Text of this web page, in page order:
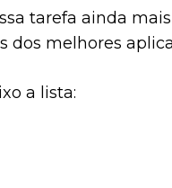
tarefa ainda
dos melhores
a lista: